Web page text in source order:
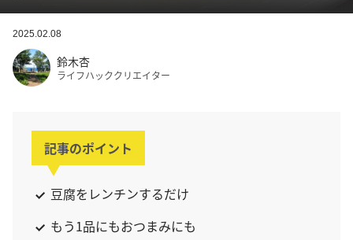
2025.02.08
鈴木杏
ライフハッククリエイター
記事のポイント
豆腐をレンチンするだけ
もう1品にもおつまみにも